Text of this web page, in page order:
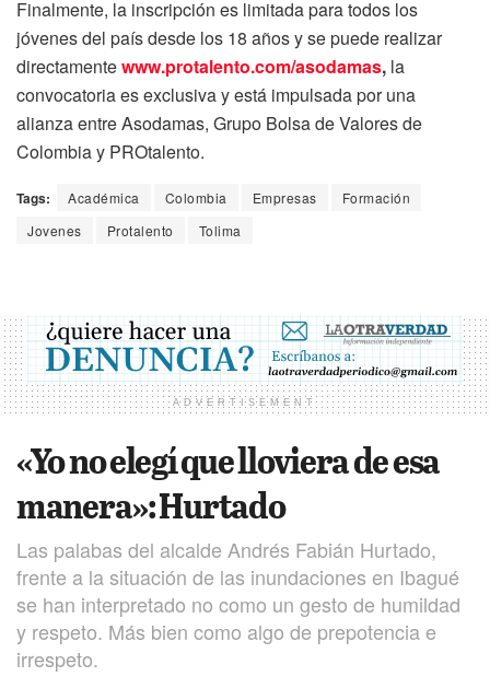
Finalmente, la inscripción es limitada para todos los
jóvenes del país desde los 18 años y se puede realizar
directamentewww.protalento.com/asodamas, la
convocatoria es exclusiva y está impulsada por una
alianza entre Asodamas, Grupo Bolsa de Valores de
Colombia y PROtalento.
Tags: Académica Colombia Empresas
Formación
Jovenes
Protalento Tolima
ADVERTISEMENT
«Yo no elegí que lloviera de esa
manera»: Hurtado
Las palabas del alcalde Andrés Fabián Hurtado,
frente a la situación de las inundaciones en Ibagué
se han interpretado no como un gesto de humildad
y respeto. Más bien como algo de prepotencia e
irrespeto.